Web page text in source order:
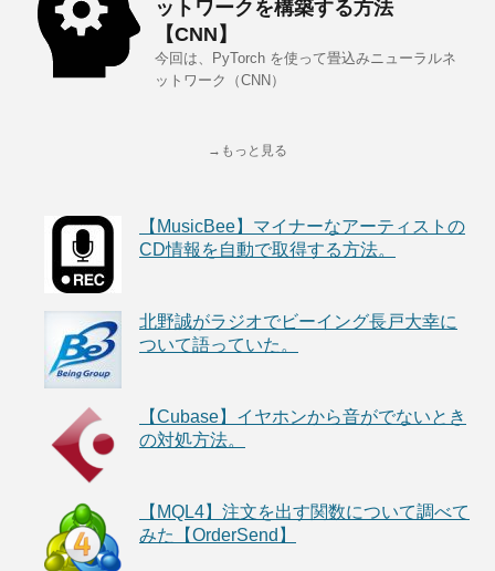
ットワークを構築する方法
【CNN】
今回は、PyTorch を使って畳込みニューラルネ
ットワーク（CNN）
→もっと見る
【MusicBee】マイナーなアーティストの
CD情報を自動で取得する方法。
北野誠がラジオでビーイング長戸大幸に
ついて語っていた。
【Cubase】イヤホンから音がでないとき
の対処方法。
【MQL4】注文を出す関数について調べて
みた【OrderSend】